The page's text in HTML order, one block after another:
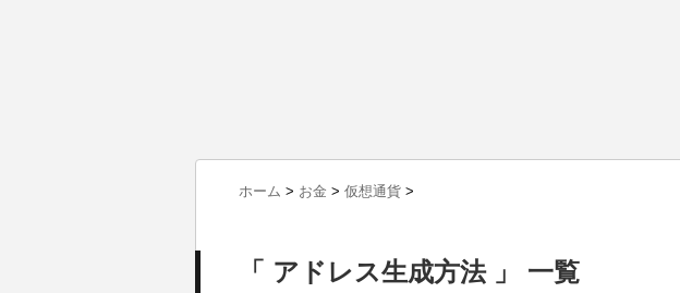
ホーム > お金 > 仮想通貨 >
「 アドレス生成方法 」 一覧